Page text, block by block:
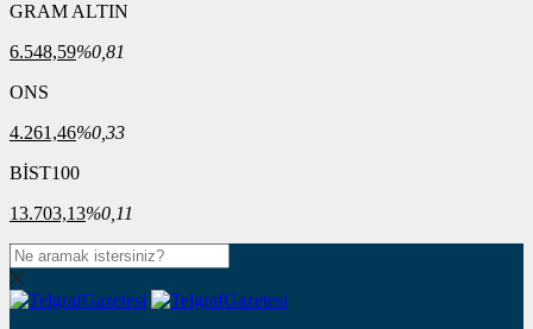
GRAM ALTIN
6.548,59%0,81
ONS
4.261,46%0,33
BİST100
13.703,13%0,11